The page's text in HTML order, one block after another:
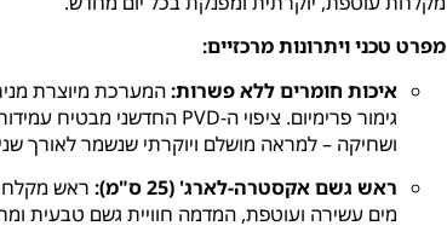
מפרט טכני ויתרונות מרכזיים:
איכות חומרים ללא פשרות:
גימור פרימיום. ציפוי ה-PVD החדשני מבטיח עמידות יוצאת דופן בפני חלודה,
ושחיקה – למראה מושלם ויוקרתי שנשמר לאורך
ראש גשם אקסטרה-לארג' (25 ס"מ):
ראש
מים עשירה ועוטפת, המדמה חוויית גשם טבעית